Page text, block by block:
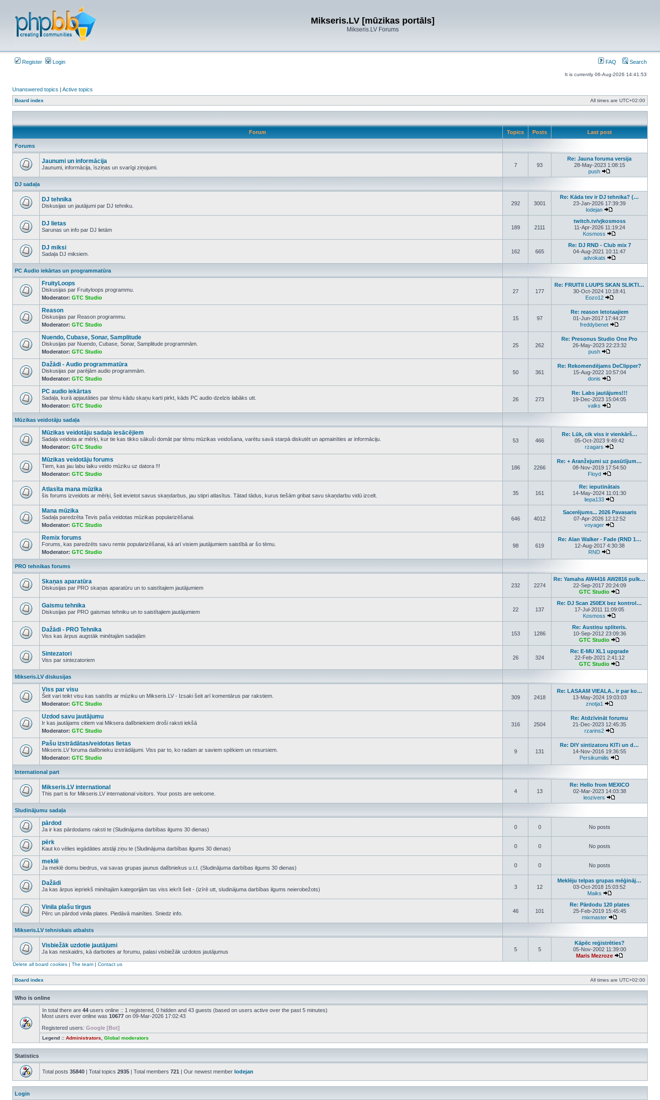
Mikseris.LV [mūzikas portāls]
Mikseris.LV Forums
Register Login FAQ Search
It is currently 06-Aug-2026 14:41:53
Unanswered topics | Active topics
Board index All times are UTC+02:00
Forum Topics Posts Last post
Forums
unread
posts
Jaunumi un informācija
Jaunumi, informācija, īsziņas un svarīgi ziņojumi. 7 93
Re: Jauna foruma versija
28-May-2023 1:08:15
push
View the latest post
DJ sadaļa
unread
posts
DJ tehnika
Diskusijas un jautājumi par DJ tehniku. 292 3001
Re: Kāda tev ir DJ tehnika? (…
23-Jan-2026 17:39:39
lodejan
View the latest post
unread
posts
DJ lietas
Sarunas un info par DJ lietām 189 2111
twitch.tv/vjkosmoss
11-Apr-2026 11:19:24
Kosmoss
View the latest
unread
posts
DJ miksi
Sadaļa DJ miksiem. 162 665
Re: DJ RND - Club mix 7
04-Aug-2021 10:11:47
advokats
View the latest
PC Audio iekārtas un programmatūra
No
unread
posts
FruityLoops
Diskusijas par Fruityloops programmu.
Moderator: GTC Studio
27 177
Re: FRUITII LUUPS SKAN SLIKTI…
30-Oct-2024 10:18:41
Eozo12
No
unread
posts
Reason
Diskusijas par Reason programmu.
Moderator: GTC Studio
15 97
Re: reason letotaajiem
01-Jun-2017 17:44:27
freddybenet
No
unread
posts
Nuendo, Cubase, Sonar, Samplitude
Diskusijas par Nuendo, Cubase, Sonar, Samplitude programmām.
Moderator: GTC Studio
25 262
Re: Presonus Studio One Pro
26-May-2023 22:23:32
push
No
unread
posts
Dažādi - Audio programmatūra
Diskusijas par parējām audio programmām.
Moderator: GTC Studio
50 361
Re: Rekomendējams DeClipper?
15-Aug-2022 10:57:04
donis
No
unread
posts
PC audio iekārtas
Sadaļa, kurā apjautāties par tēmu kādu skaņu karti pirkt, kāds PC audio dzelzis labāks utt.
Moderator: GTC Studio
26 273
Re: Labs jautājums!!!
19-Dec-2023 15:04:05
valks
Mūzikas veidotāju sadaļa
No
unread
posts
Mūzikas veidotāju sadaļa iesācējiem
Sadaļa veidota ar mērķi, kur tie kas tikko sākuši domāt par tēmu mūzikas veidošana, varētu savā starpā diskutēt un apmainīties ar informāciju.
Moderator: GTC Studio
53 466
Re: Lūk, cik viss ir vienkārš…
05-Oct-2023 9:49:42
rzagars
No
unread
posts
Mūzikas veidotāju forums
Tiem, kas jau labu laiku veido mūziku uz datora !!!
Moderator: GTC Studio
186 2266
Re: + Aranžejumi uz pasūtījum…
08-Nov-2019 17:54:50
Floyd
unread
posts
Atlasīta mana mūzika
šis forums izveidots ar mērķi, šeit ievietot savus skaņdarbus, jau stipri atlasītus. Tātad tādus, kurus tiešām gribat savu skaņdarbu vidū izcelt. 35 161
Re: ieputinātais
14-May-2024 11:01:30
liepa133
View the latest post
No
unread
posts
Mana mūzika
Sadaļa paredzēta Tevis paša veidotas mūzikas popularizēšanai.
Moderator: GTC Studio
646 4012
Sacerējums... 2026 Pavasaris
07-Apr-2026 12:12:52
voyager
No
unread
posts
Remix forums
Forums, kas paredzēts savu remix popularizēšanai, kā arī visiem jautājumiem saistībā ar šo tēmu.
Moderator: GTC Studio
98 619
Re: Alan Walker - Fade (RND 1…
12-Aug-2017 4:30:38
RND
PRO tehnikas forums
unread
posts
Skaņas aparatūra
Diskusijas par PRO skaņas aparatūru un to saistītajiem jautājumiem 232 2274
Re: Yamaha AW4416 AW2816 pulk…
22-Sep-2017 20:24:09
GTC Studio
View the latest
unread
posts
Gaismu tehnika
Diskusijas par PRO gaismas tehniku un to saistītajiem jautājumiem 22 137
Re: DJ Scan 250EX bez kontrol…
17-Jul-2011 11:09:05
Kosmoss
View the latest
unread
posts
Dažādi - PRO Tehnika
Viss kas ārpus augstāk minētajām sadaļām 153 1286
Re: Austiņu spliteris.
10-Sep-2012 23:09:36
GTC Studio
View the latest
unread
posts
Sintezatori
Viss par sintezatoriem 26 324
Re: E-MU XL1 upgrade
22-Feb-2021 2:41:12
GTC Studio
View the latest
Mikseris.LV diskusijas
No
unread
posts
Viss par visu
Šeit vari teikt visu kas saistīts ar mūziku un Mikseris.LV - Izsaki šeit arī komentārus par rakstiem.
Moderator: GTC Studio
309 2418
Re: LASAAM VIEALA.. ir par ko…
13-May-2024 19:03:03
znotja1
No
unread
posts
Uzdod savu jautājumu
Ir kas jautājams citiem vai Miksera dalībniekiem droši raksti iekšā
Moderator: GTC Studio
316 2504
Re: Atdzīvināt forumu
21-Dec-2023 12:45:35
rzarins2
No
unread
posts
Pašu izstrādātas/veidotas lietas
Mikseris.LV foruma dalībnieku izstrādājumi. Viss par to, ko radam ar saviem spēkiem un resursiem.
Moderator: GTC Studio
9 131
Re: DIY sintizatoru KITi un d…
14-Nov-2016 19:36:55
Persikumiilis
International part
unread
posts
Mikseris.LV international
This part is for Mikseris.LV international visitors. Your posts are welcome. 4 13
Re: Hello from MEXICO
02-Mar-2023 14:03:38
leozivers
View the latest
Sludinājumu sadaļa
unread
posts
pārdod
Ja ir kas pārdodams raksti te (Sludinājuma darbības ilgums 30 dienas) 0 0 No posts
unread
posts
pērk
Kaut ko vēlies iegādāties atstāji ziņu te (Sludinājuma darbības ilgums 30 dienas) 0 0 No posts
unread
posts
meklē
Ja meklē domu biedrus, vai savas grupas jaunus dalībniekus u.t.t. (Sludinājuma darbības ilgums 30 dienas) 0 0 No posts
unread
posts
Dažādi
Ja kas ārpus iepriekš minētajām kategorijām tas viss iekrīt šeit - (izīrē utt, sludinājuma darbības ilgums neierobežots) 3 12
Meklēju telpas grupas mēģināj…
03-Oct-2018 15:03:52
Maiks
View the latest post
unread
posts
Vinila plašu tirgus
Pērc un pārdod vinila plates. Piedāvā mainīties. Sniedz info. 46 101
Re: Pārdodu 120 plates
25-Feb-2019 15:45:45
mixmaster
View the latest
Mikseris.LV tehniskais atbalsts
unread
Visbiežāk uzdotie jautājumi
Ja kas neskaidrs, kā darboties ar forumu, palasi visbiežāk uzdotos jautājumus 5 5
Kāpēc reģistrēties?
05-Nov-2002 11:39:00
Maris Mezroze
View the latest
Delete all board cookies | The team | Contact us
Board index All times are UTC+02:00
Who is online
In total there are 44 users online :: 1 registered, 0 hidden and 43 guests (based on users active over the past 5 minutes)
Most users ever online was 10677 on 09-Mar-2026 17:02:43
Registered users: Google [Bot]
Legend :: Administrators Global moderators
Statistics
Total posts 35840 | Total topics 2935 | Total members 721 | Our newest member lodejan
Login